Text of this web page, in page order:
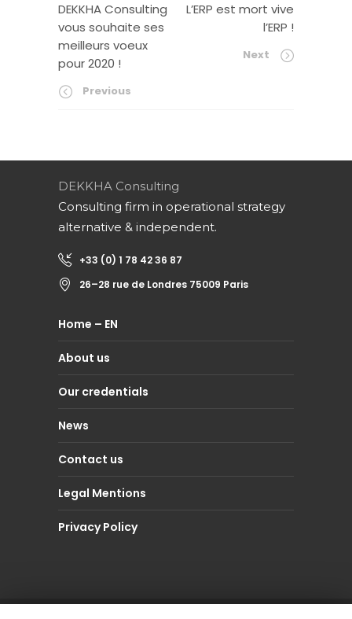
DEKKHA Consulting
vous souhaite ses
meilleurs voeux
pour 2020 !
Previous
L’ERP est mort vive
l’ERP !
Next
DEKKHA Consulting
Consulting firm in operational strategy
alternative & independent.
+33 (0) 1 78 42 36 87
26–28 rue de Londres 75009 Paris
Home – EN
About us
Our credentials
News
Contact us
Legal Mentions
Privacy Policy